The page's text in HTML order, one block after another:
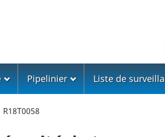
Pipelinier Liste de
R18T0058